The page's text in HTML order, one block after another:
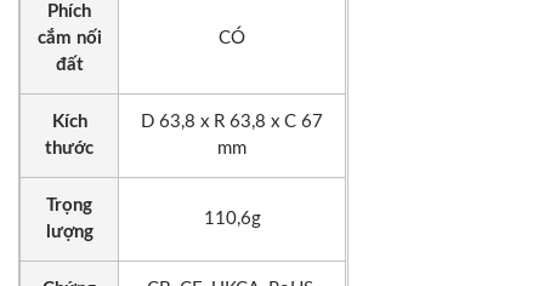
Phích
cắm nối
đất
CÓ
Kích
thước
D 63,8 x R 63,8 x C 67
mm
Trọng
lượng
110,6g